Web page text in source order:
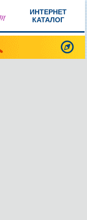
ИНТЕРНЕТ
КАТАЛОГ